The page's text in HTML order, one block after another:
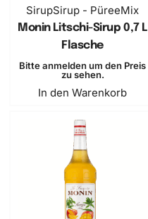
SirupSirup - PüreeMix
Monin Litschi-Sirup 0,7 L
Flasche
Bitte anmelden um den Preis
zu sehen.
In den Warenkorb